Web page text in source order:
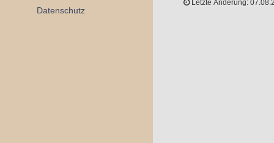
Datenschutz
Letzte Änderung: